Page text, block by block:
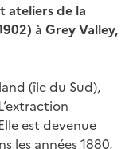
ateliers de la
à Grey Valley,
(île du Sud),
est devenue
les années 1880,